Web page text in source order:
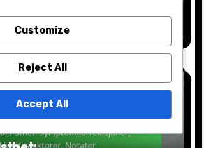
Voss 09/03/2026
for PMS
Customize
Reject All
Accept All